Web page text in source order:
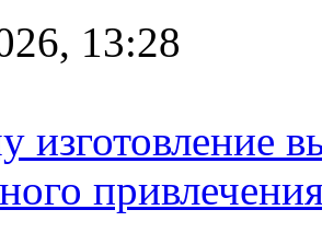
13:28
изготовление